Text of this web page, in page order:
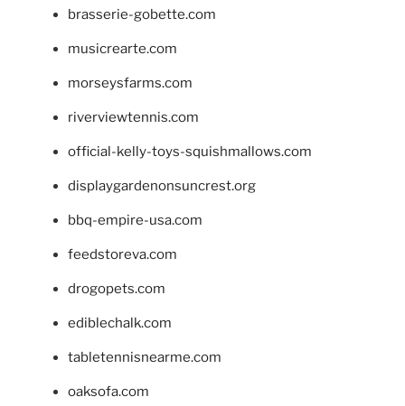
brasserie-gobette.com
musicrearte.com
morseysfarms.com
riverviewtennis.com
official-kelly-toys-squishmallows.com
displaygardenonsuncrest.org
bbq-empire-usa.com
feedstoreva.com
drogopets.com
ediblechalk.com
tabletennisnearme.com
oaksofa.com